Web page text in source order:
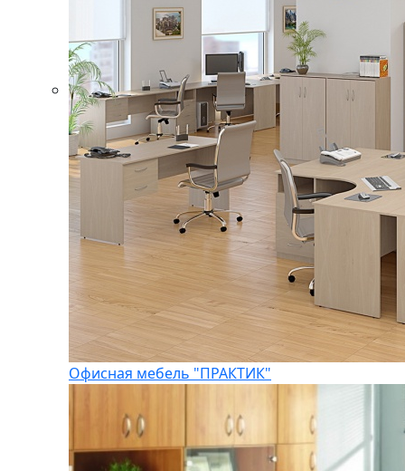
Офисная мебель "ПРАКТИК"